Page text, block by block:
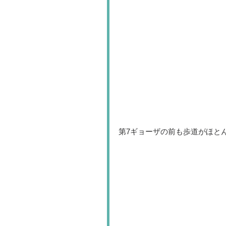
第7ギョーザの前も歩道がほと